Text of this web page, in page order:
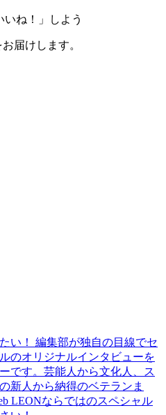
ね！」しよう
届けします。
い！ 編集部が独自の目線でセ
のオリジナルインタビューを
です。芸能人から文化人、ス
新人から納得のベテランま
LEONならではのスペシャル